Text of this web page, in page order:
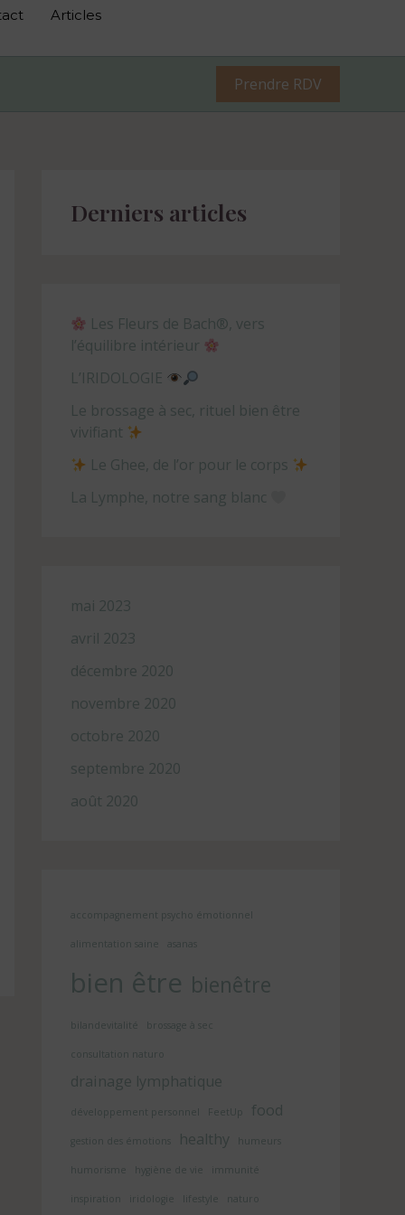
Articles
Prendre RDV
Derniers articles
Les Fleurs de Bach®, vers
l’équilibre intérieur
L’IRIDOLOGIE
Le brossage à sec, rituel bien être
vivifiant
Le Ghee, de l’or pour le corps
La Lymphe, notre sang blanc
mai 2023
avril 2023
décembre 2020
novembre 2020
octobre 2020
septembre 2020
août 2020
accompagnement psycho émotionnel
alimentation saine asanas
bien être bienêtre
bilandevitalité brossage à sec
consultation naturo
drainage lymphatique
développement personnel FeetUp food
gestion des émotions healthy humeurs
humorisme hygiène de vie immunité
inspiration iridologie lifestyle naturo